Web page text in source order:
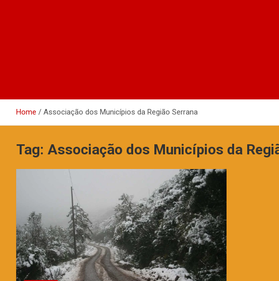
Home Associação dos Municípios da Região Serrana
Tag: Associação dos Municípios da